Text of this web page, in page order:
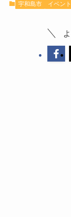
宇和島市 イベン